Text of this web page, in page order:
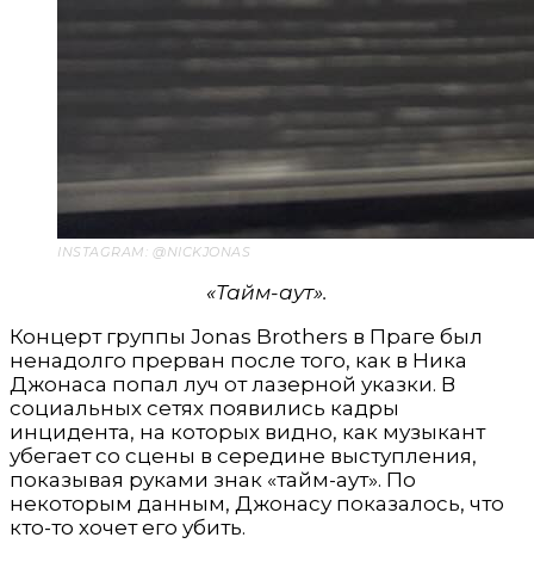
INSTAGRAM: @NICKJONAS
«Тайм-аут».
Концерт группы Jonas Brothers в Праге был
ненадолго прерван после того, как в Ника
Джонаса попал луч от лазерной указки. В
социальных сетях появились кадры
инцидента, на которых видно, как музыкант
убегает со сцены в середине выступления,
показывая руками знак «тайм-аут». По
некоторым данным, Джонасу показалось, что
кто-то хочет его убить.